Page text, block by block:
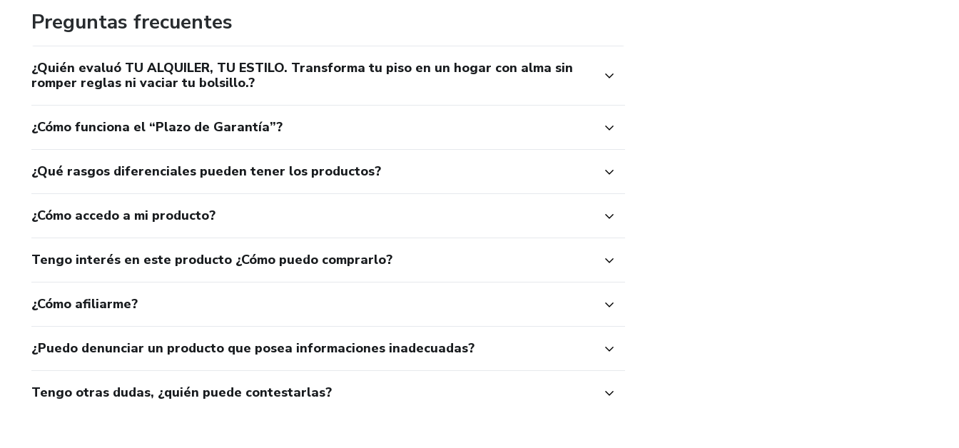
Preguntas frecuentes
¿Quién evaluó TU ALQUILER, TU ESTILO. Transforma tu piso en un hogar con alma sin
romper reglas ni vaciar tu bolsillo.?
¿Cómo funciona el “Plazo de Garantía”?
¿Qué rasgos diferenciales pueden tener los productos?
¿Cómo accedo a mi producto?
Tengo interés en este producto ¿Cómo puedo comprarlo?
¿Cómo afiliarme?
¿Puedo denunciar un producto que posea informaciones inadecuadas?
Tengo otras dudas, ¿quién puede contestarlas?